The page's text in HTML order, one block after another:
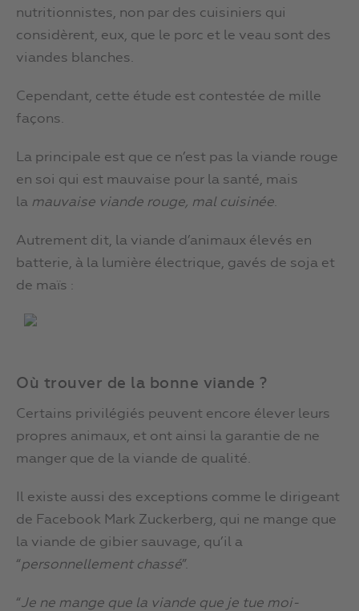
nutritionnistes, non par des cuisiniers qui
considèrent, eux, que le porc et le veau sont des
viandes blanches.
Cependant, cette étude est contestée de mille
façons.
La principale est que ce n’est pas la viande rouge
en soi qui est mauvaise pour la santé, mais
la mauvaise viande rouge, mal cuisinée.
Autrement dit, la viande d’animaux élevés en
batterie, à la lumière électrique, gavés de soja et
de maïs :
Où trouver de la bonne viande ?
Certains privilégiés peuvent encore élever leurs
propres animaux, et ont ainsi la garantie de ne
manger que de la viande de qualité.
Il existe aussi des exceptions comme le dirigeant
de Facebook Mark Zuckerberg, qui ne mange que
la viande de gibier sauvage, qu’il a
“personnellement chassé”.
“Je ne mange que la viande que je tue moi-